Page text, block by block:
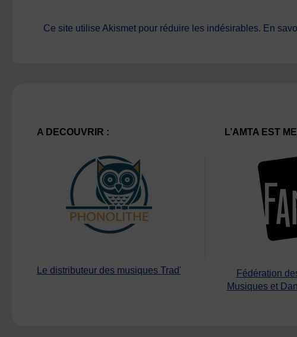
Ce site utilise Akismet pour réduire les indésirables. En
A DECOUVRIR :
Le distributeur des musiques Trad'
L’AMTA EST
Fédération
Musiques et